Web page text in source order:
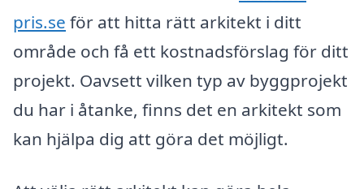
pris.se för att hitta rätt arkitekt i ditt
område och få ett kostnadsförslag för ditt
projekt. Oavsett vilken typ av byggprojekt
du har i åtanke, finns det en arkitekt som
kan hjälpa dig att göra det möjligt.